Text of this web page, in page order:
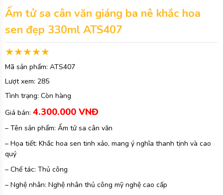
Ấm tử sa cân văn giáng ba nê khắc hoa
sen đẹp 330ml ATS407
Mã sản phẩm: ATS407
Lượt xem: 285
Tình trạng: Còn hàng
Giá bán: 4.300.000 VNĐ
– Tên sản phẩm: Ấm tử sa cân văn
– Họa tiết: Khắc hoa sen tinh xảo, mang ý nghĩa thanh tịnh và cao
quý
– Chế tác: Thủ công
– Nghệ nhân: Nghệ nhân thủ công mỹ nghệ cao cấp